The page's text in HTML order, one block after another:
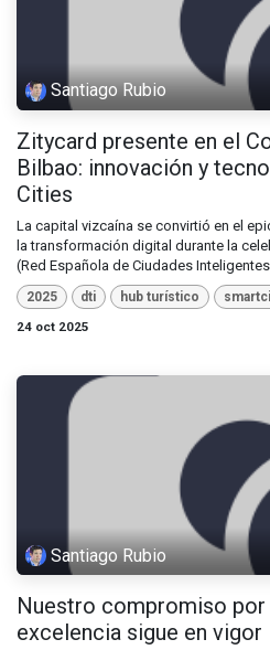
Santiago Rubio
Zitycard presente en el
Bilbao: innovación y
Cities
La capital vizcaína se convirtió en el
la transformación digital durante la
(Red Española de Ciudades
2025 dti hub turístico
24 oct 2025
Santiago Rubio
Nuestro compromiso por
excelencia sigue en vigor